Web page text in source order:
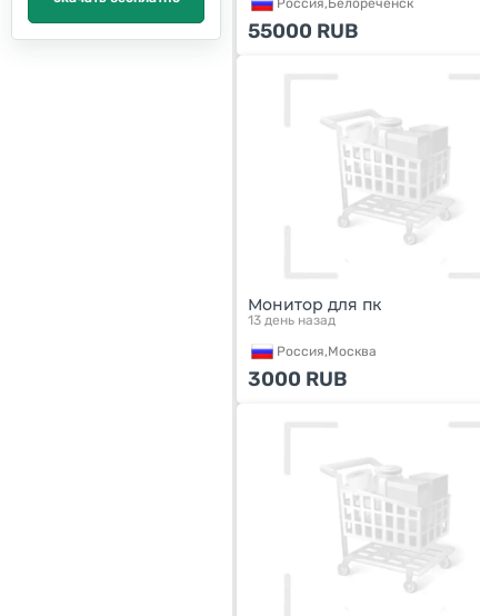
55000 RUB
Монитор для пк
13 день назад
Россия,Москва
3000 RUB